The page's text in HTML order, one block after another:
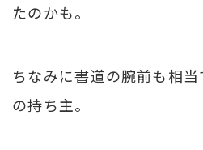
たのかも。
ちなみに書道の腕前も相当
の持ち主。